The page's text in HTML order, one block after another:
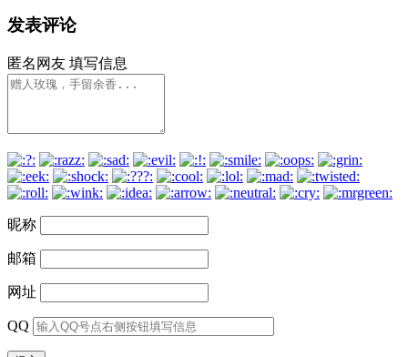
发表评论
匿名网友 填写信息
昵称
邮箱
网址
QQ